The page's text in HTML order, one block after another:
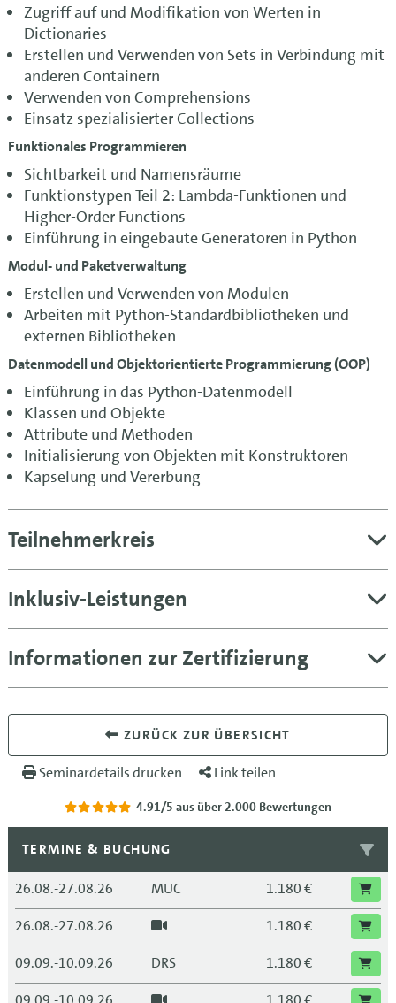
Zugriff auf und Modifikation von Werten in
Dictionaries
Erstellen und Verwenden von Sets in Verbindung mit
anderen Containern
Verwenden von Comprehensions
Einsatz spezialisierter Collections
Funktionales Programmieren
Sichtbarkeit und Namensräume
Funktionstypen Teil 2: Lambda-Funktionen und
Higher-Order Functions
Einführung in eingebaute Generatoren in Python
Modul- und Paketverwaltung
Erstellen und Verwenden von Modulen
Arbeiten mit Python-Standardbibliotheken und
externen Bibliotheken
Datenmodell und Objektorientierte Programmierung (OOP)
Einführung in das Python-Datenmodell
Klassen und Objekte
Attribute und Methoden
Initialisierung von Objekten mit Konstruktoren
Kapselung und Vererbung
Teilnehmerkreis
Inklusiv-Leistungen
Informationen zur Zertifizierung
ZURÜCK ZUR ÜBERSICHT
Seminardetails drucken Link teilen
4.91/5 aus über 2.000 Bewertungen
TERMINE & BUCHUNG
26.08.-27.08.26 MUC
1.180 €
26.08.-27.08.26
1.180 €
09.09.-10.09.26
DRS
1.180 €